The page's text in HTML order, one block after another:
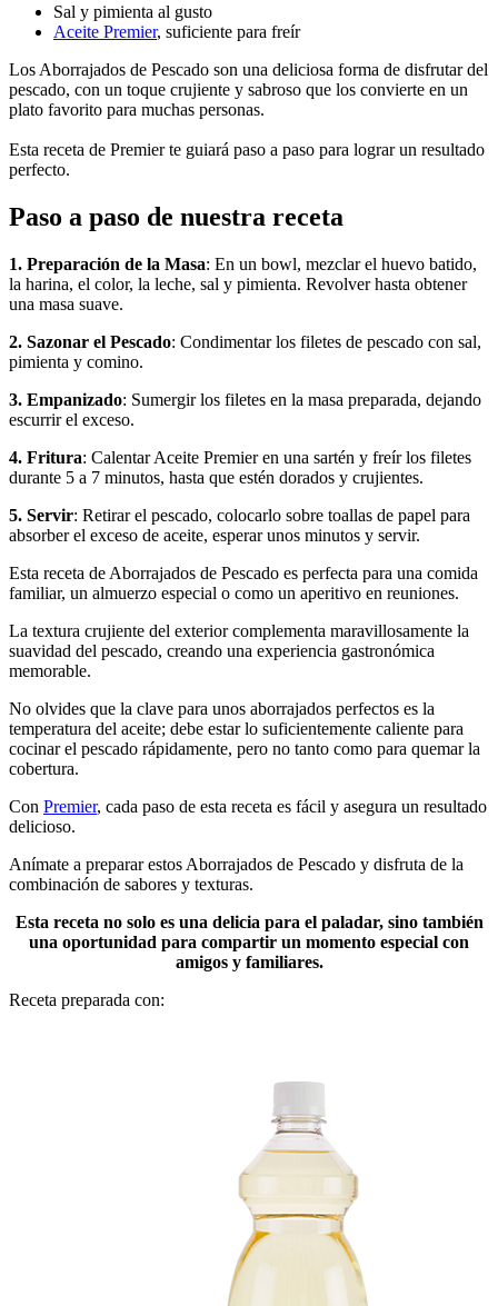
Sal y pimienta al gusto
Aceite Premier, suficiente para freír
Los Aborrajados de Pescado son una deliciosa forma de disfrutar del
pescado, con un toque crujiente y sabroso que los convierte en un
plato favorito para muchas personas.
Esta receta de Premier te guiará paso a paso para lograr un resultado
perfecto.
Paso a paso de nuestra receta
1. Preparación de la Masa: En un bowl, mezclar el huevo batido,
la harina, el color, la leche, sal y pimienta. Revolver hasta obtener
una masa suave.
2. Sazonar el Pescado: Condimentar los filetes de pescado con sal,
pimienta y comino.
3. Empanizado: Sumergir los filetes en la masa preparada, dejando
escurrir el exceso.
4. Fritura: Calentar Aceite Premier en una sartén y freír los filetes
durante 5 a 7 minutos, hasta que estén dorados y crujientes.
5. Servir: Retirar el pescado, colocarlo sobre toallas de papel para
absorber el exceso de aceite, esperar unos minutos y servir.
Esta receta de Aborrajados de Pescado es perfecta para una comida
familiar, un almuerzo especial o como un aperitivo en reuniones.
La textura crujiente del exterior complementa maravillosamente la
suavidad del pescado, creando una experiencia gastronómica
memorable.
No olvides que la clave para unos aborrajados perfectos es la
temperatura del aceite; debe estar lo suficientemente caliente para
cocinar el pescado rápidamente, pero no tanto como para quemar la
cobertura.
Con Premier, cada paso de esta receta es fácil y asegura un resultado
delicioso.
Anímate a preparar estos Aborrajados de Pescado y disfruta de la
combinación de sabores y texturas.
Esta receta no solo es una delicia para el paladar, sino también
una oportunidad para compartir un momento especial con
amigos y familiares​.
Receta preparada con: